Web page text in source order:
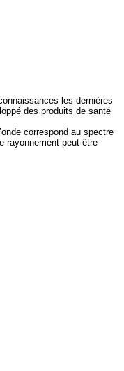
les dernières
des produits de santé
correspond au spectre
rayonnement peut être